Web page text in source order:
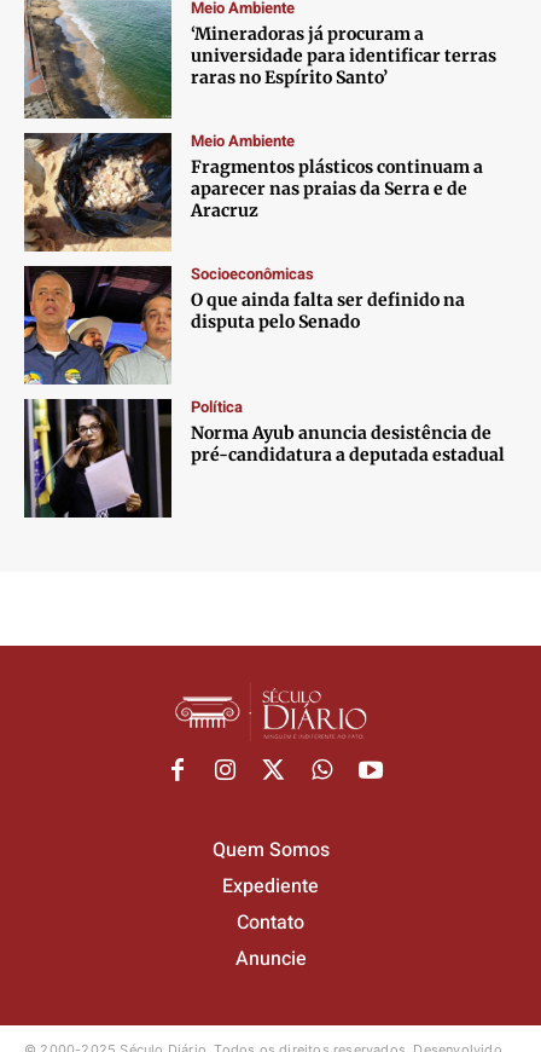
Meio Ambiente
‘Mineradoras já procuram a
universidade para identificar terras
raras no Espírito Santo’
Meio Ambiente
Fragmentos plásticos continuam a
aparecer nas praias da Serra e de
Aracruz
Socioeconômicas
O que ainda falta ser definido na
disputa pelo Senado
Política
Norma Ayub anuncia desistência de
pré-candidatura a deputada estadual
Quem Somos
Expediente
Contato
Anuncie